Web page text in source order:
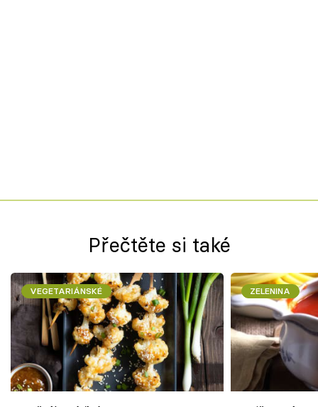
Přečtěte si také
VEGETARIÁNSKÉ ZELENINA